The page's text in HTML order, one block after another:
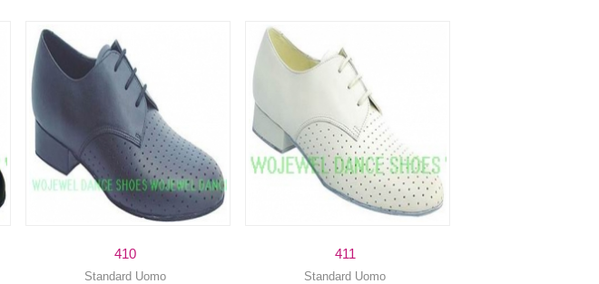
410
Standard Uomo
411
Standard Uomo